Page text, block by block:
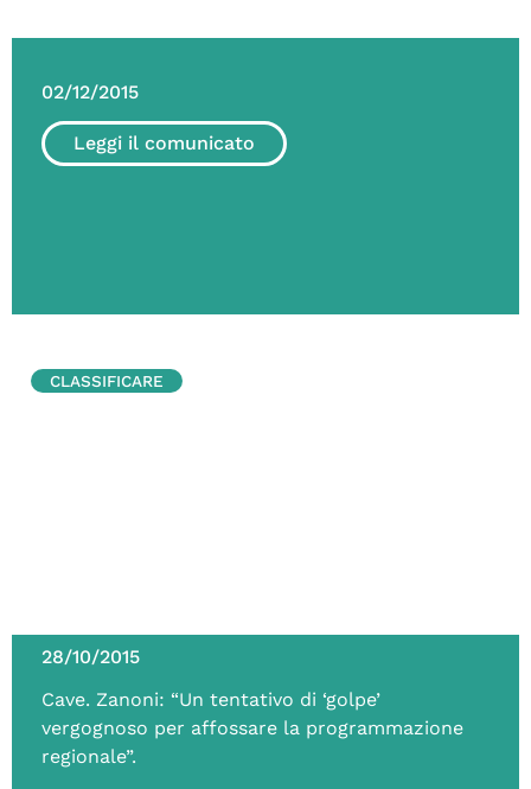
02/12/2015
Leggi il comunicato
28/10/2015
Cave. Zanoni: “Un tentativo di ‘golpe’
vergognoso per affossare la programmazione
regionale”.
CLASSIFICARE